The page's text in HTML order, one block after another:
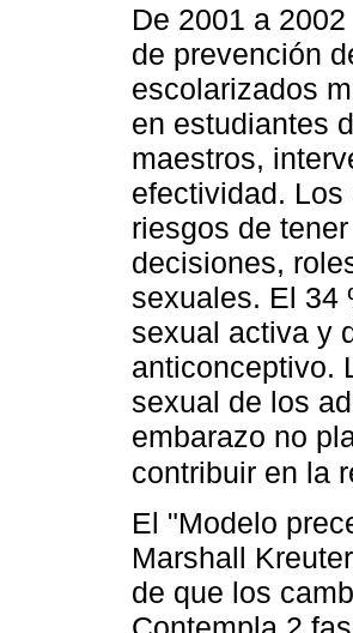
De 2001 a
de prevención
escolarizados
en estudiantes
maestros,
efectividad.
riesgos de
decisiones,
sexuales. El 34
sexual activa y
anticonceptivo.
sexual de los
embarazo no
contribuir en la
El "Modelo
Marshall
de que los